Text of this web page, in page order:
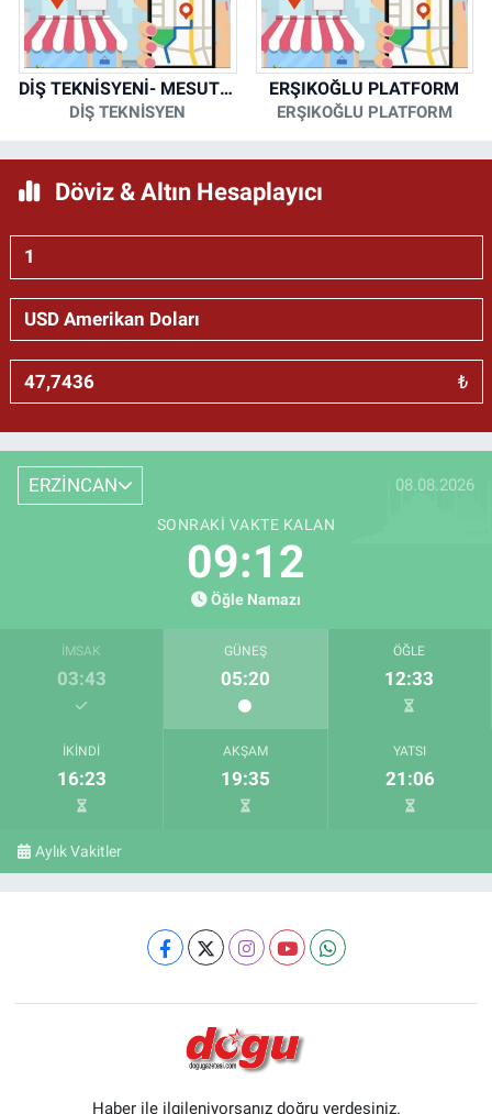
DİŞ TEKNİSYENİ- MESUT KORKMAZ
DİŞ TEKNİSYEN
ERŞIKOĞLU PLATFORM
ERŞIKOĞLU PLATFORM
Döviz & Altın Hesaplayıcı
₺
ERZİNCAN 08.08.2026
SONRAKI VAKTE KALAN
09:11
Öğle Namazı
İMSAK
03:43
GÜNEŞ
05:20
ÖĞLE
12:33
İKINDI
16:23
AKŞAM
19:35
YATSI
21:06
Aylık Vakitler
Haber ile ilgileniyorsanız doğru yerdesiniz.